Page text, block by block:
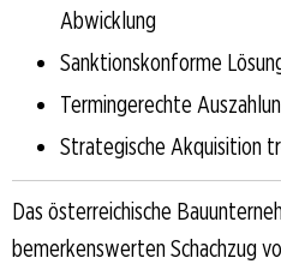
Abwicklung
Sanktionskonforme
Termingerechte
Strategische Akquisition
Das österreichische
bemerkenswerten Schachzug